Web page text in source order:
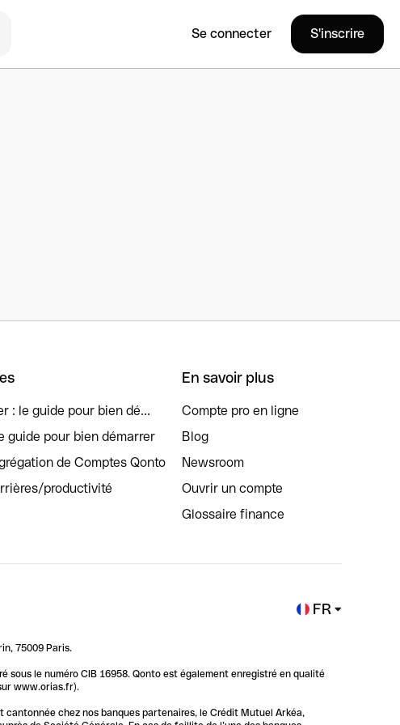
Se connecter S'inscrire
: le guide pour bien dé...
guide pour bien démarrer
de Comptes Qonto
productivité
En savoir plus
Compte pro en ligne
Blog
Newsroom
Ouvrir un compte
Glossaire finance
FR
75009 Paris.
le numéro CIB 16958. Qonto est également enregistré en qualité
www.orias.fr).
chez nos banques partenaires, le Crédit Mutuel Arkéa,